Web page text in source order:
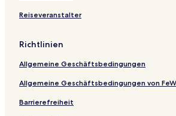
Reiseveranstalter
Richtlinien
Allgemeine Geschäftsbedingungen
Allgemeine Geschäftsbedingungen von
Barrierefreiheit